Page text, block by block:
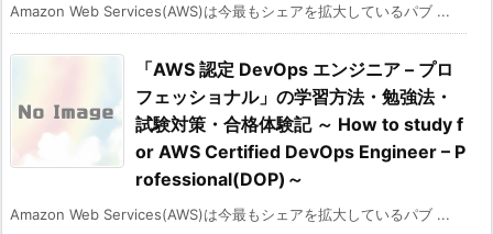
Amazon Web Services(AWS)は今最もシェアを拡大しているパブ ...
「AWS 認定 DevOps エンジニア – プロ
フェッショナル」の学習方法・勉強法・
試験対策・合格体験記 ～ How to study f
or AWS Certified DevOps Engineer – P
rofessional(DOP)～
Amazon Web Services(AWS)は今最もシェアを拡大しているパブ ...